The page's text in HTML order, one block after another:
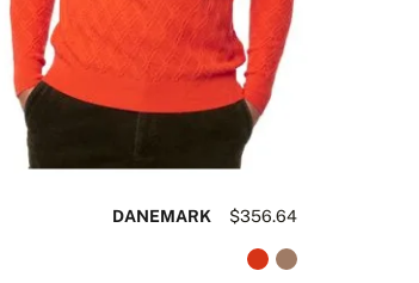
$356.64
DANEMARK